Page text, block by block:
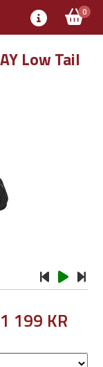
0
Low Tail
1 199 KR